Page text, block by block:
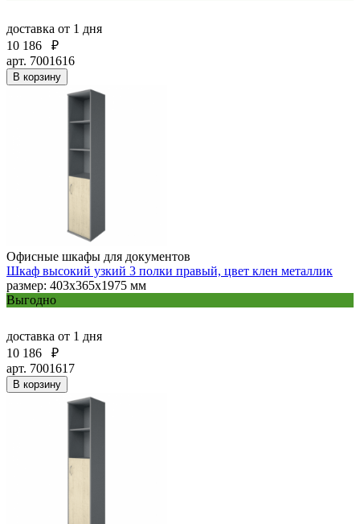
доставка от 1 дня
10 186
₽
арт. 7001616
В корзину
Офисные шкафы для документов
Шкаф высокий узкий 3 полки правый, цвет клен металлик
размер: 403х365х1975 мм
Выгодно
доставка от 1 дня
10 186
₽
арт. 7001617
В корзину